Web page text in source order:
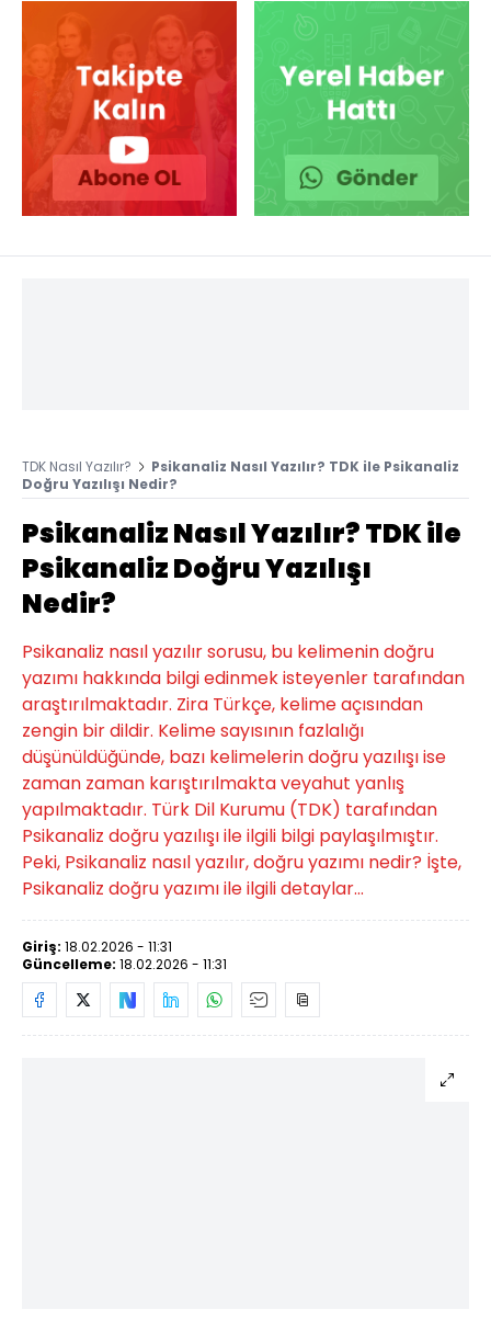
TDK Nasıl Yazılır?
Psikanaliz Nasıl Yazılır? TDK ile Psikanaliz
Doğru Yazılışı Nedir?
Psikanaliz Nasıl Yazılır? TDK ile
Psikanaliz Doğru Yazılışı
Nedir?
Psikanaliz nasıl yazılır sorusu, bu kelimenin doğru
yazımı hakkında bilgi edinmek isteyenler tarafından
araştırılmaktadır. Zira Türkçe, kelime açısından
zengin bir dildir. Kelime sayısının fazlalığı
düşünüldüğünde, bazı kelimelerin doğru yazılışı ise
zaman zaman karıştırılmakta veyahut yanlış
yapılmaktadır. Türk Dil Kurumu (TDK) tarafından
Psikanaliz doğru yazılışı ile ilgili bilgi paylaşılmıştır.
Peki, Psikanaliz nasıl yazılır, doğru yazımı nedir? İşte,
Psikanaliz doğru yazımı ile ilgili detaylar...
Giriş: 18.02.2026 - 11:31
Güncelleme: 18.02.2026 - 11:31